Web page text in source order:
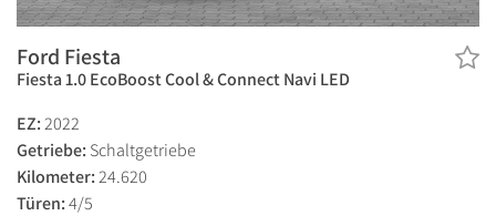
Ford Fiesta
Fiesta 1.0 EcoBoost Cool & Connect Navi LED
EZ:2022
Getriebe: Schaltgetriebe
Kilometer:24.620
Türen:4/5